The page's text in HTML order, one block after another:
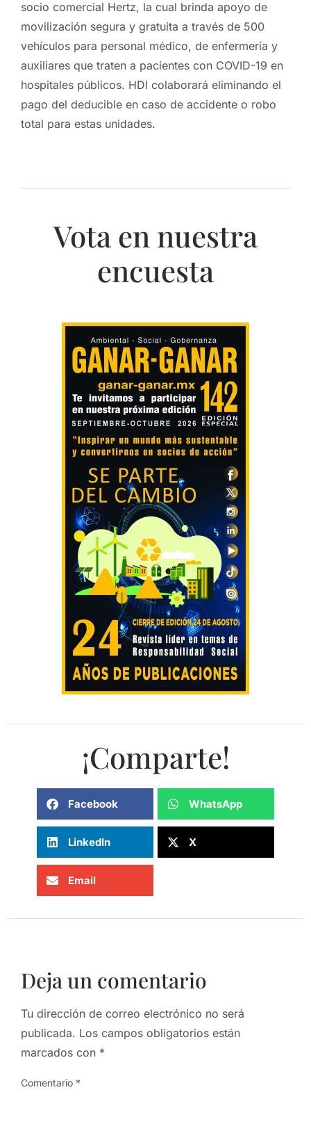
socio comercial Hertz, la cual brinda apoyo de
movilización segura y gratuita a través de 500
vehículos para personal médico, de enfermería y
auxiliares que traten a pacientes con COVID-19 en
hospitales públicos. HDI colaborará eliminando el
pago del deducible en caso de accidente o robo
total para estas unidades.
Vota en nuestra
encuesta
¡Comparte!
Facebook WhatsApp
LinkedIn X
Email
Deja un comentario
Tu dirección de correo electrónico no será
publicada. Los campos obligatorios están
marcados con *
Comentario *